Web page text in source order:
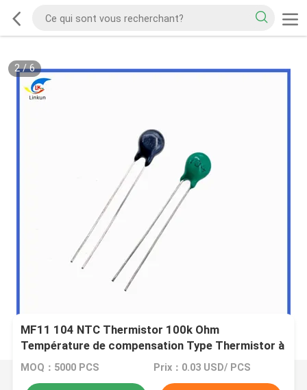
2/6
MF11 104 NTC Thermistor 100k Ohm
Température de compensation Type Thermistor à
température négative Pour l'alimentation du PC
MOQ：5000 PCS Prix：0.03 USD/ PCS